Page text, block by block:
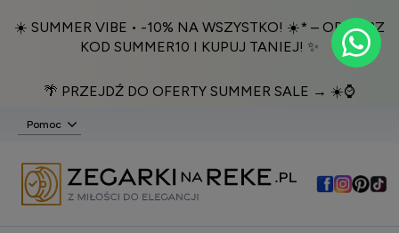
☀️ SUMMER VIBE • -10% NA WSZYSTKO! ☀️* – ODBIERZ
KOD SUMMER10 I KUPUJ TANIEJ! ✨
🌴 PRZEJDŹ DO OFERTY SUMMER SALE → ☀️⌚️
Pomoc